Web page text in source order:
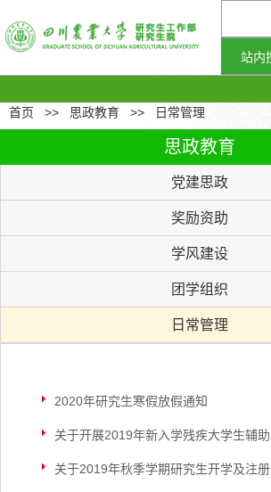
首页 >> 思政教育 >> 日常管理
思政教育
党建思政
奖励资助
学风建设
团学组织
日常管理
2020年研究生寒假放假通知
关于开展2019年新入学残疾大学生辅助器具适配助学行动的通知
关于2019年秋季学期研究生开学及注册事宜的通知